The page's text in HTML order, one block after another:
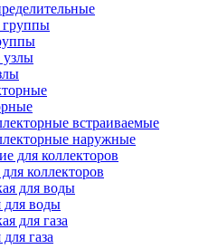
встраиваемые
наружные
коллекторов
для воды
газа